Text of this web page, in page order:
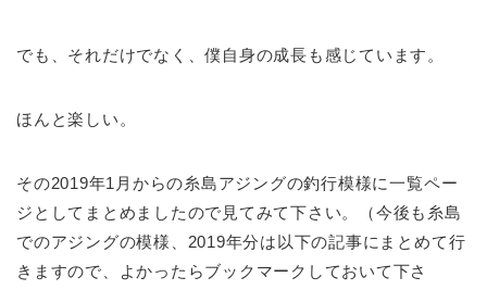
でも、それだけでなく、僕自身の成長も感じています。
ほんと楽しい。
その2019年1月からの糸島アジングの釣行模様に一覧ペー
ジとしてまとめましたので見てみて下さい。（今後も糸島
でのアジングの模様、2019年分は以下の記事にまとめて行
きますので、よかったらブックマークしておいて下さ